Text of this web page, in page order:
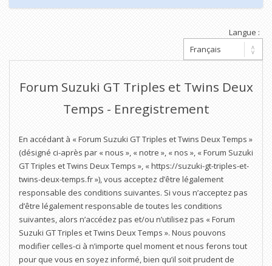
Langue :
Forum Suzuki GT Triples et Twins Deux
Temps - Enregistrement
En accédant à « Forum Suzuki GT Triples et Twins Deux Temps »
(désigné ci-après par « nous », « notre », « nos », « Forum Suzuki
GT Triples et Twins Deux Temps », « https://suzuki-gt-triples-et-
twins-deux-temps.fr »), vous acceptez d’être légalement
responsable des conditions suivantes. Si vous n’acceptez pas
d’être légalement responsable de toutes les conditions
suivantes, alors n’accédez pas et/ou n’utilisez pas « Forum
Suzuki GT Triples et Twins Deux Temps ». Nous pouvons
modifier celles-ci à n’importe quel moment et nous ferons tout
pour que vous en soyez informé, bien qu’il soit prudent de